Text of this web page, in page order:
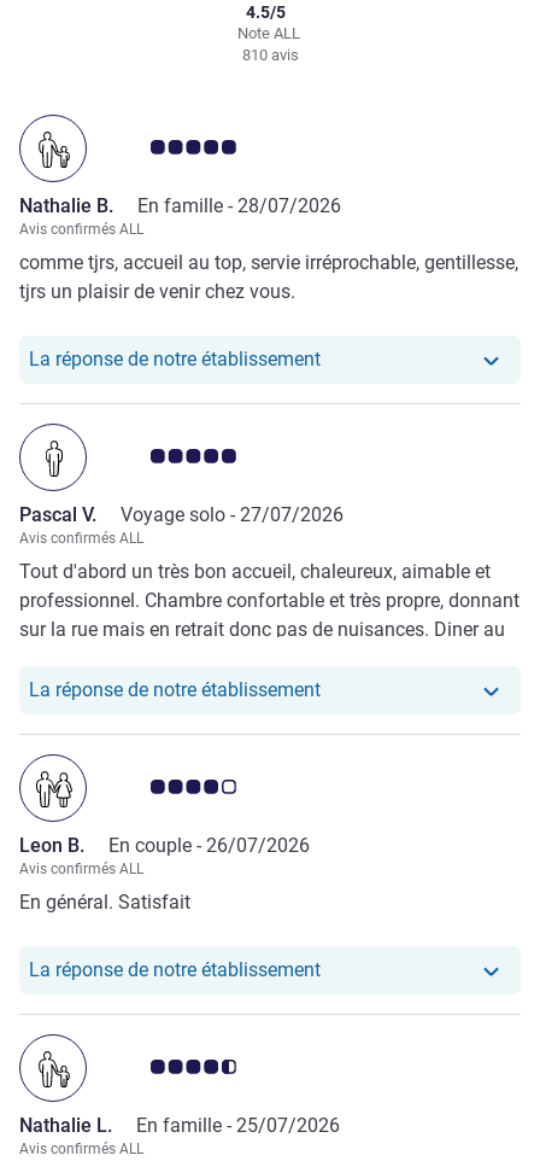
Note ALL
4.5/5
810 avis
Note Avis clients 5.0/5
Nathalie B. En famille - 28/07/2026
Avis confirmés ALL
comme tjrs, accueil au top, servie irréprochable, gentillesse,
tjrs un plaisir de venir chez vous.
La réponse de notre établissementNotre hôtel a repondu au
Note Avis clients 5.0/5
Pascal V. Voyage solo - 27/07/2026
Avis confirmés ALL
Tout d'abord un très bon accueil, chaleureux, aimable et
professionnel. Chambre confortable et très propre, donnant
sur la rue mais en retrait donc pas de nuisances. Diner au
La réponse de notre établissementNotre hôtel a repondu au
Note Avis clients 4.0/5
Leon B. En couple - 26/07/2026
Avis confirmés ALL
En général. Satisfait
La réponse de notre établissementNotre hôtel a repondu au
Note Avis clients 4.5/5
Nathalie L. En famille - 25/07/2026
Avis confirmés ALL